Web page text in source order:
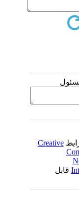
Creative
قابل